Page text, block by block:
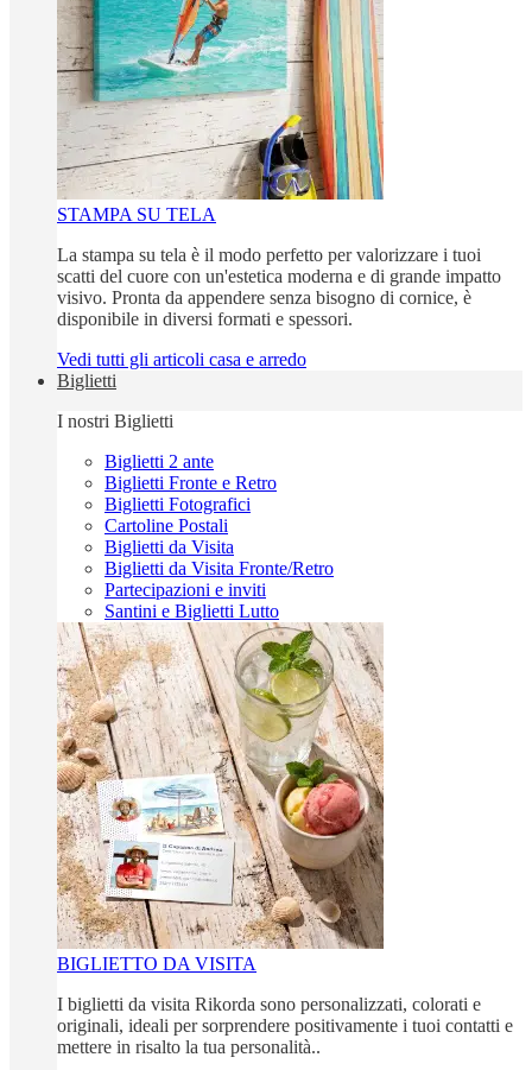
STAMPA SU TELA
La stampa su tela è il modo perfetto per valorizzare i tuoi
scatti del cuore con un'estetica moderna e di grande impatto
visivo. Pronta da appendere senza bisogno di cornice, è
disponibile in diversi formati e spessori.
Vedi tutti gli articoli casa e arredo
Biglietti
I nostri Biglietti
Biglietti 2 ante
Biglietti Fronte e Retro
Biglietti Fotografici
Cartoline Postali
Biglietti da Visita
Biglietti da Visita Fronte/Retro
Partecipazioni e inviti
Santini e Biglietti Lutto
BIGLIETTO DA VISITA
I biglietti da visita Rikorda sono personalizzati, colorati e
originali, ideali per sorprendere positivamente i tuoi contatti e
mettere in risalto la tua personalità..